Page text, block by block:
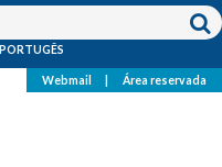
PORTUGÊS
Webmail Área reservada